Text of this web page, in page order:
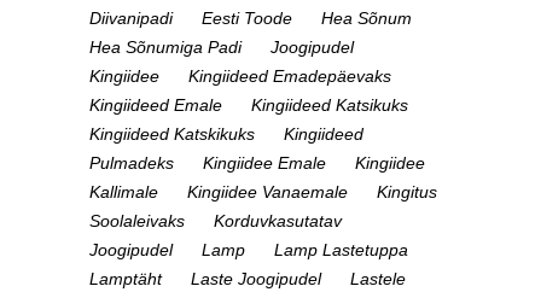
Diivanipadi
Eesti Toode
Hea Sõnum
Hea Sõnumiga Padi
Joogipudel
Kingiidee
Kingiideed Emadepäevaks
Kingiideed Emale
Kingiideed Katsikuks
Kingiideed Katskikuks
Kingiideed
Pulmadeks
Kingiidee Emale
Kingiidee
Kallimale
Kingiidee Vanaemale
Kingitus
Soolaleivaks
Korduvkasutatav
Joogipudel
Lamp
Lamp Lastetuppa
Lamptäht
Laste Joogipudel
Lastele